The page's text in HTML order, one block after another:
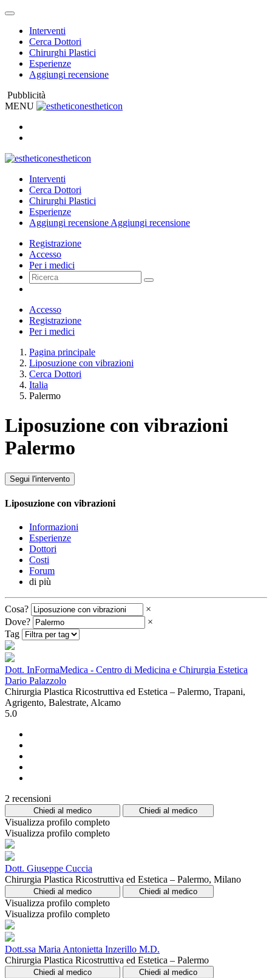
Interventi
Cerca Dottori
Chirurghi Plastici
Esperienze
Aggiungi recensione
Pubblicità
MENU
estheticon
estheticon
Interventi
Cerca Dottori
Chirurghi Plastici
Esperienze
Aggiungi recensione Aggiungi recensione
Registrazione
Accesso
Per i medici
Accesso
Registrazione
Per i medici
Pagina principale
Liposuzione con vibrazioni
Cerca Dottori
Italia
Palermo
Liposuzione con vibrazioni
Palermo
Segui l'intervento
Liposuzione con vibrazioni
Informazioni
Esperienze
Dottori
Costi
Forum
di più
Cosa?
×
Dove?
×
Tag
Dott. InFormaMedica - Centro di Medicina e Chirurgia Estetica
Dario Palazzolo
Chirurgia Plastica Ricostruttiva ed Estetica – Palermo, Trapani,
Agrigento, Balestrate, Alcamo
5.0
2 recensioni
Chiedi al medico Chiedi al medico
Visualizza profilo completo
Visualizza profilo completo
Dott. Giuseppe Cuccia
Chirurgia Plastica Ricostruttiva ed Estetica – Palermo, Milano
Chiedi al medico Chiedi al medico
Visualizza profilo completo
Visualizza profilo completo
Dott.ssa Maria Antonietta Inzerillo M.D.
Chirurgia Plastica Ricostruttiva ed Estetica – Palermo
Chiedi al medico Chiedi al medico